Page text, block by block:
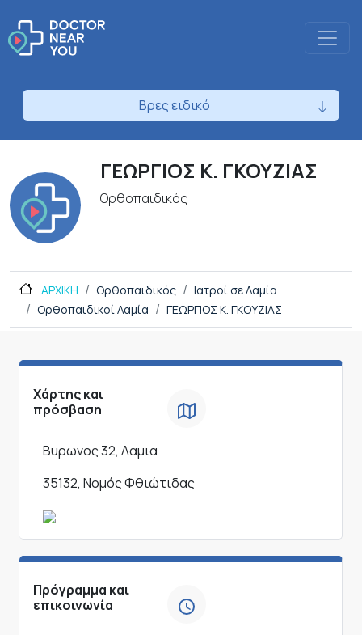
Βρες ειδικό
ΓΕΩΡΓΙΟΣ Κ. ΓΚΟΥΖΙΑΣ
Ορθοπαιδικός
ΑΡΧΙΚΗ Ορθοπαιδικός
Ιατροί σε Λαμία
Ορθοπαιδικοί Λαμία
ΓΕΩΡΓΙΟΣ Κ. ΓΚΟΥΖΙΑΣ
Χάρτης και
πρόσβαση
Βυρωνος 32, Λαμια
35132, Νομός Φθιώτιδας
Πρόγραμμα και
επικοινωνία